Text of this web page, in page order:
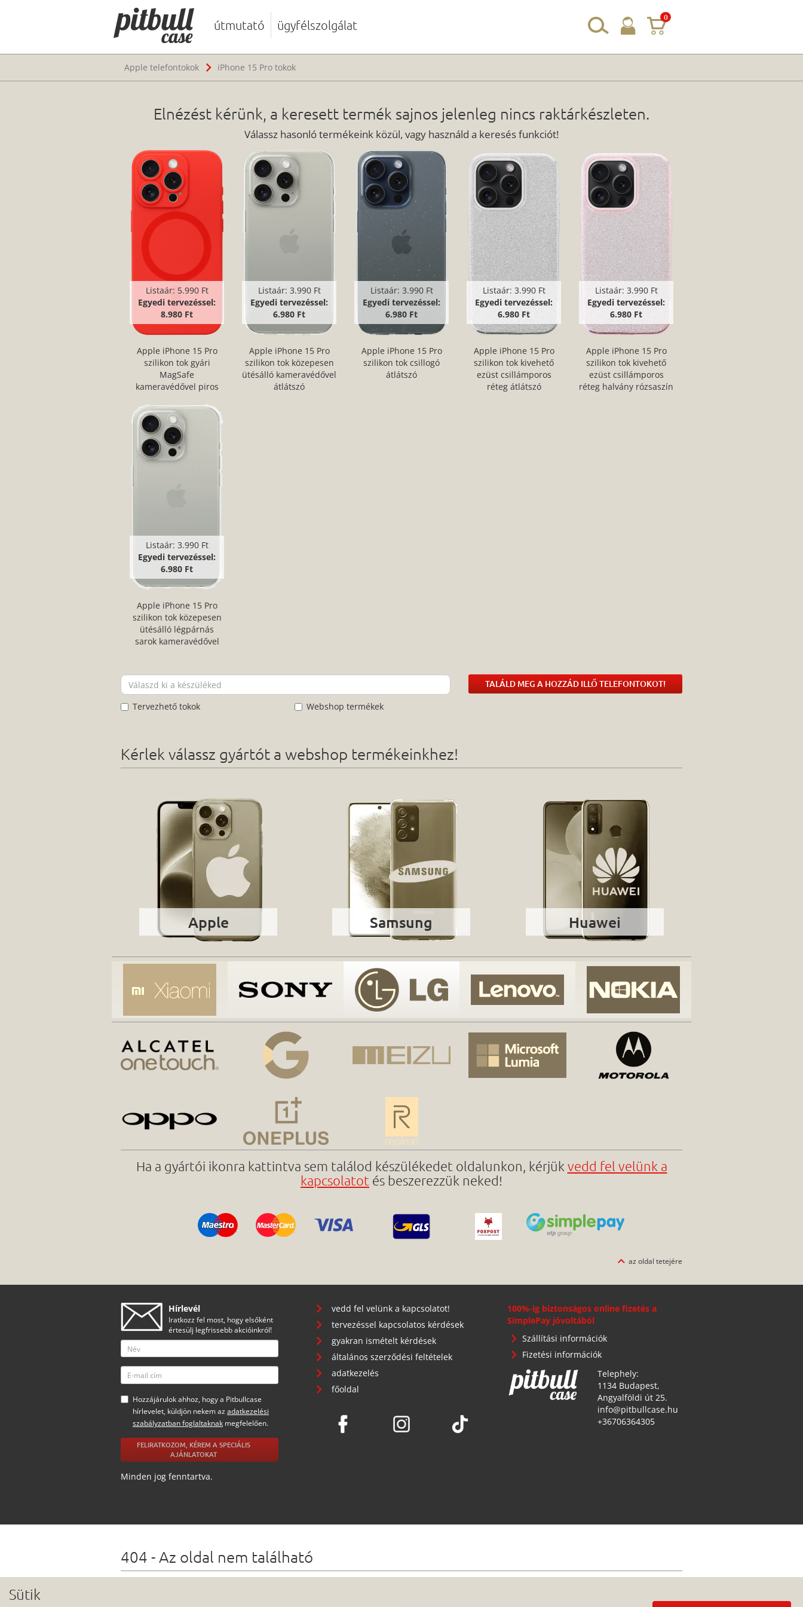
0
útmutató ügyfélszolgálat
Apple telefontokok iPhone 15 Pro tokok
Elnézést kérünk, a keresett termék sajnos jelenleg nincs raktárkészleten.
Válassz hasonló termékeink közül, vagy használd a keresés funkciót!
Listaár: 5.990 Ft
Egyedi tervezéssel:
8.980 Ft
Apple iPhone 15 Pro
szilikon tok gyári
MagSafe
kameravédővel piros
Listaár: 3.990 Ft
Egyedi tervezéssel:
6.980 Ft
Apple iPhone 15 Pro
szilikon tok közepesen
ütésálló kameravédővel
átlátszó
Listaár: 3.990 Ft
Egyedi tervezéssel:
6.980 Ft
Apple iPhone 15 Pro
szilikon tok csillogó
átlátszó
Listaár: 3.990 Ft
Egyedi tervezéssel:
6.980 Ft
Apple iPhone 15 Pro
szilikon tok kivehető
ezüst csillámporos
réteg átlátszó
Listaár: 3.990 Ft
Egyedi tervezéssel:
6.980 Ft
Apple iPhone 15 Pro
szilikon tok kivehető
ezüst csillámporos
réteg halvány rózsaszín
Listaár: 3.990 Ft
Egyedi tervezéssel:
6.980 Ft
Apple iPhone 15 Pro
szilikon tok közepesen
ütésálló légpárnás
sarok kameravédővel
Tervezhető tokok Webshop termékek
TALÁLD MEG A HOZZÁD ILLŐ TELEFONTOKOT!
Kérlek válassz gyártót a webshop termékeinkhez!
Apple Samsung Huawei
Ha a gyártói ikonra kattintva sem találod készülékedet oldalunkon, kérjük vedd fel velünk a
kapcsolatot és beszerezzük neked!
az oldal tetejére
Hírlevél
Iratkozz fel most, hogy elsőként
értesülj legfrissebb akcióinkról!
Hozzájárulok ahhoz, hogy a Pitbullcase
hírlevelet, küldjön nekem azadatkezelési
szabályzatban foglaltaknak megfelelően.
FELIRATKOZOM, KÉREM A SPECIÁLIS
AJÁNLATOKAT
Minden jog fenntartva.
vedd fel velünk a kapcsolatot!
tervezéssel kapcsolatos kérdések
gyakran ismételt kérdések
általános szerződési feltételek
adatkezelés
főoldal
100%-ig biztonságos online fizetés a
SimplePay jóvoltából
Szállítási információk
Fizetési információk
Telephely:
1134 Budapest,
Angyalföldi út 25.
info@pitbullcase.hu
+36706364305
Sütik
404 - Az oldal nem található